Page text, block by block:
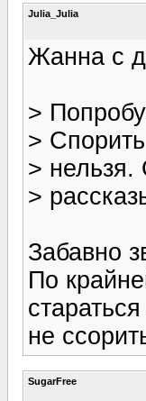
Julia_Julia
Жанна с
>
>
> нельзя.
>
Забавно
По
не
SugarFree